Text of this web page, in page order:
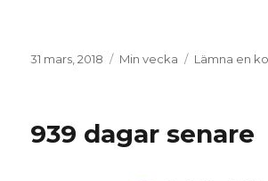
Postat
31 mars, 2018 Kategorier
Min vecka Lämna en
939 dagar senare